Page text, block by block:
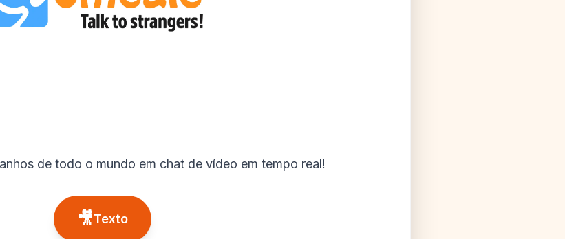
de todo o mundo em chat de vídeo em tempo real!
🎥Texto